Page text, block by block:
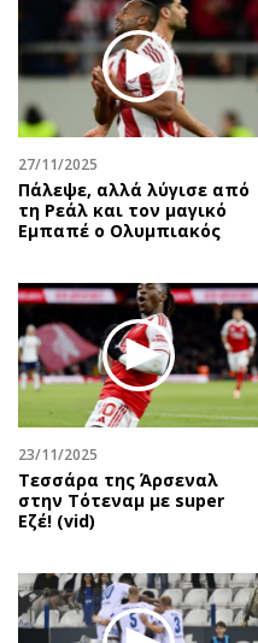
27/11/2025
Πάλεψε, αλλά λύγισε από
τη Ρεάλ και τον μαγικό
Εμπαπέ ο Ολυμπιακός
23/11/2025
Τεσσάρα της Άρσεναλ
στην Τότεναμ με super
Εζέ! (vid)